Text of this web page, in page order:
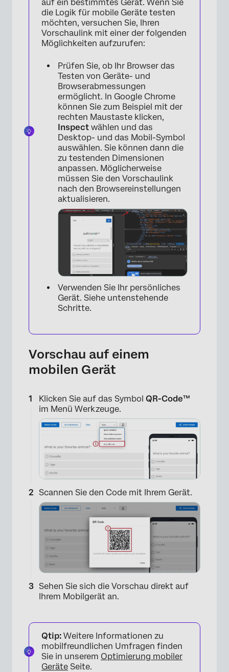
auf ein bestimmtes Gerät. Wenn Sie
die Logik für mobile Geräte testen
möchten, versuchen Sie, Ihren
Vorschaulink mit einer der folgenden
Möglichkeiten aufzurufen:
Prüfen Sie, ob Ihr Browser das
Testen von Geräte- und
Browserabmessungen
ermöglicht. In Google Chrome
können Sie zum Beispiel mit der
rechten Maustaste klicken,
Inspect wählen und das
Desktop- und das Mobil-Symbol
auswählen. Sie können dann die
zu testenden Dimensionen
anpassen. Möglicherweise
müssen Sie den Vorschaulink
nach den Browsereinstellungen
aktualisieren.
×
Verwenden Sie Ihr persönliches
Gerät. Siehe untenstehende
Schritte.
Vorschau auf einem
mobilen Gerät
Klicken Sie auf das Symbol QR-Code™
im Menü Werkzeuge.
Scannen Sie den Code mit Ihrem Gerät.
Sehen Sie sich die Vorschau direkt auf
Ihrem Mobilgerät an.
Qtip: Weitere Informationen zu
mobilfreundlichen Umfragen finden
Sie in unserem Optimierung mobiler
Geräte Seite.